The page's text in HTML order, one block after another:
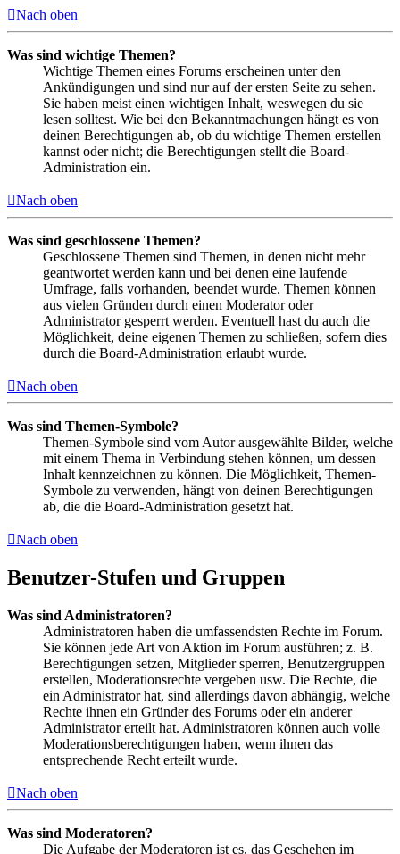
Nach oben
Was sind wichtige Themen?
Wichtige Themen eines Forums erscheinen unter den
Ankündigungen und sind nur auf der ersten Seite zu sehen.
Sie haben meist einen wichtigen Inhalt, weswegen du sie
lesen solltest. Wie bei den Bekanntmachungen hängt es von
deinen Berechtigungen ab, ob du wichtige Themen erstellen
kannst oder nicht; die Berechtigungen stellt die Board-
Administration ein.
Nach oben
Was sind geschlossene Themen?
Geschlossene Themen sind Themen, in denen nicht mehr
geantwortet werden kann und bei denen eine laufende
Umfrage, falls vorhanden, beendet wurde. Themen können
aus vielen Gründen durch einen Moderator oder
Administrator gesperrt werden. Eventuell hast du auch die
Möglichkeit, deine eigenen Themen zu schließen, sofern dies
durch die Board-Administration erlaubt wurde.
Nach oben
Was sind Themen-Symbole?
Themen-Symbole sind vom Autor ausgewählte Bilder, welche
mit einem Thema in Verbindung stehen können, um dessen
Inhalt kennzeichnen zu können. Die Möglichkeit, Themen-
Symbole zu verwenden, hängt von deinen Berechtigungen
ab, die die Board-Administration gesetzt hat.
Nach oben
Benutzer-Stufen und Gruppen
Was sind Administratoren?
Administratoren haben die umfassendsten Rechte im Forum.
Sie können jede Art von Aktion im Forum ausführen; z. B.
Berechtigungen setzen, Mitglieder sperren, Benutzergruppen
erstellen, Moderationsrechte vergeben usw. Die Rechte, die
ein Administrator hat, sind allerdings davon abhängig, welche
Rechte ihnen ein Gründer des Forums oder ein anderer
Administrator erteilt hat. Administratoren können auch volle
Moderationsberechtigungen haben, wenn ihnen das
entsprechende Recht erteilt wurde.
Nach oben
Was sind Moderatoren?
Die Aufgabe der Moderatoren ist es, das Geschehen im